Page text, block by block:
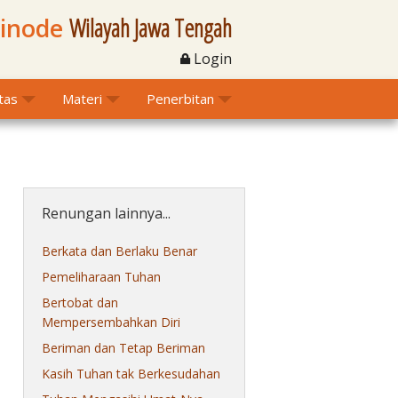
Wilayah Jawa Tengah
Login
Materi Penerbitan
Renungan lainnya...
Berkata dan Berlaku Benar
Pemeliharaan Tuhan
Bertobat dan
Mempersembahkan Diri
Beriman dan Tetap Beriman
Kasih Tuhan tak Berkesudahan